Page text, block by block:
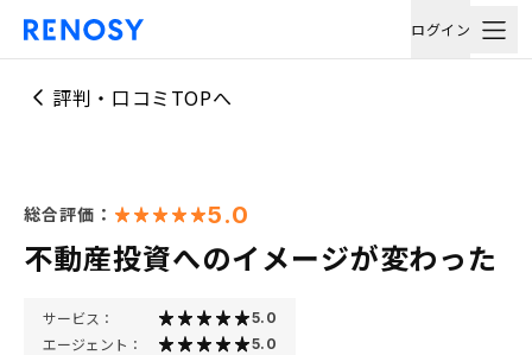
ログイン
評判・口コミTOPへ
総合評価： 5.0
不動産投資へのイメージが変わった
サービス： 5.0
エージェント： 5.0